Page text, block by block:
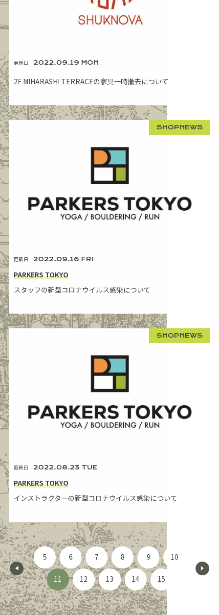
更新日 2022.09.19 MON
2F MIHARASHI TERRACEの家具一時撤去について
更新日 2022.09.16 FRI
PARKERS TOKYO
スタッフの新型コロナウイルス感染について
SHOPNEWS
更新日 2022.08.23 TUE
PARKERS TOKYO
インストラクターの新型コロナウイルス感染について
SHOPNEWS
5 6 7 8 9 10
11 12 13 14 15